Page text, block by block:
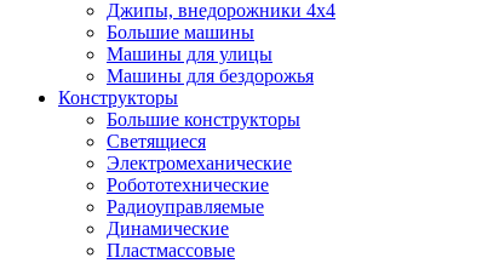
Джипы, внедорожники 4x4
Большие машины
Машины для улицы
Машины для бездорожья
Конструкторы
Большие конструкторы
Светящиеся
Электромеханические
Робототехнические
Радиоуправляемые
Динамические
Пластмассовые